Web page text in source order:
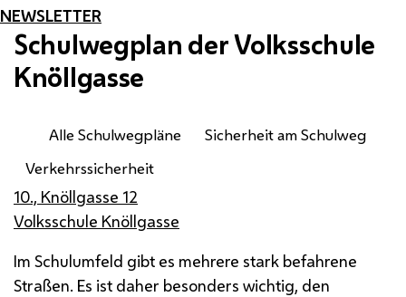
NEWSLETTER
Schulwegplan der Volksschule
Knöllgasse
Alle Schulwegpläne
Sicherheit am Schulweg
Verkehrssicherheit
10., Knöllgasse 12
Volksschule Knöllgasse
Im Schulumfeld gibt es mehrere stark befahrene
Straßen. Es ist daher besonders wichtig, den